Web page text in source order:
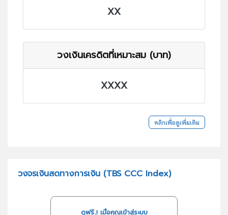
XX
วงเงินเครดิตที่เหมาะสม (บาท)
XXXX
คลิกเพื่อดูเพิ่มเติม
วงจรเงินสดทางการเงิน (TBS CCC Index)
ดูฟรี..! เมื่อคุณเข้าสู่ระบบ